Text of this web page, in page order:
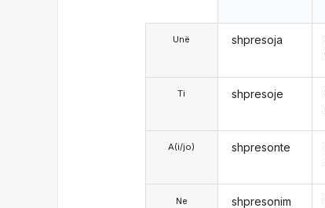
Unë
Ti
A(i/jo)
Ne
shpresoja
shpresoje
shpresonte
shpresonim